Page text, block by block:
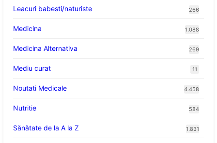
Leacuri babesti/naturiste 266
Medicina 1.088
Medicina Alternativa 269
Mediu curat 11
Noutati Medicale 4.458
Nutritie 584
Sănătate de la A la Z 1.831